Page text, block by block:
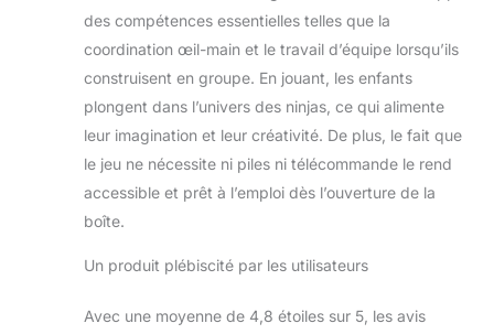
des compétences essentielles telles que la
coordination œil-main et le travail d’équipe lorsqu’ils
construisent en groupe. En jouant, les enfants
plongent dans l’univers des ninjas, ce qui alimente
leur imagination et leur créativité. De plus, le fait que
le jeu ne nécessite ni piles ni télécommande le rend
accessible et prêt à l’emploi dès l’ouverture de la
boîte.
Un produit plébiscité par les utilisateurs
Avec une moyenne de 4,8 étoiles sur 5, les avis